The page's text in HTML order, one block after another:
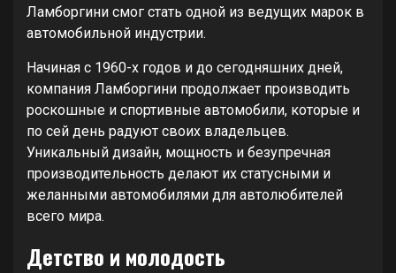
Ламборгини смог стать одной из ведущих марок в
автомобильной индустрии.
Начиная с 1960-х годов и до сегодняшних дней,
компания Ламборгини продолжает производить
роскошные и спортивные автомобили, которые и
по сей день радуют своих владельцев.
Уникальный дизайн, мощность и безупречная
производительность делают их статусными и
желанными автомобилями для автолюбителей
всего мира.
Детство и молодость